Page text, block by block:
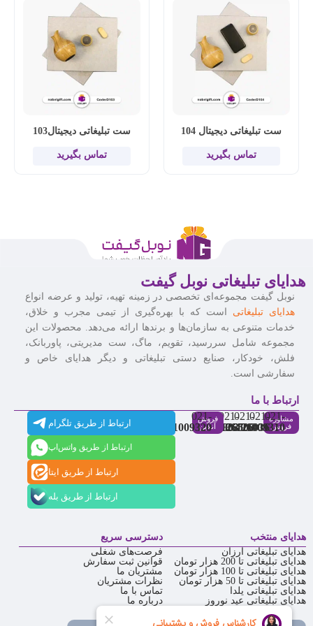
ست تبلیغاتی دیجیتال 104
تماس بگیرید
ست تبلیغاتی دیجیتال103
تماس بگیرید
هدایای تبلیغاتی نوبل گیفت
نوبل گیفت مجموعه‌ای تخصصی در زمینه تهیه، تولید و عرضه انواع
هدایای تبلیغاتی است که با بهره‌گیری از تیمی مجرب و خلاق،
خدمات متنوعی به سازمان‌ها و برندها ارائه می‌دهد. محصولات این
مجموعه شامل سررسید، تقویم، ماگ، ست مدیریتی، پاوربانک،
فلش، خودکار، صنایع دستی تبلیغاتی و دیگر هدایای خاص و
سفارشی است.
ارتباط با ما
مشاوره
فروش
021-
91009310
021-
86126036
021-
86126506
021-
88537803
فروش
آنلاین
021-
91009320
ارتباط از طریق تلگرام
ارتباط از طریق واتس‌اپ
ارتباط از طریق ایتا
ارتباط از طریق بله
هدایای منتخب
هدایای تبلیغاتی ارزان
هدایای تبلیغاتی تا 200 هزار تومان
هدایای تبلیغاتی تا 100 هزار تومان
هدایای تبلیغاتی تا 50 هزار تومان
هدایای تبلیغاتی یلدا
هدایای تبلیغاتی عید نوروز
دسترسی سریع
فرصت‌های شغلی
قوانین ثبت سفارش
مشتریان ما
نظرات مشتریان
تماس با ما
درباره ما